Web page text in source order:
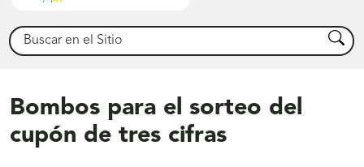
Buscar Buscar
Bombos para el sorteo del
cupón de tres cifras